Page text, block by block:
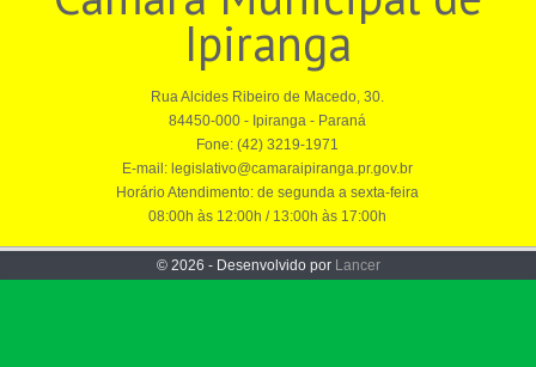
Ipiranga
Rua Alcides Ribeiro de Macedo, 30.
84450-000 - Ipiranga - Paraná
Fone: (42) 3219-1971
E-mail: legislativo@camaraipiranga.pr.gov.br
Horário Atendimento: de segunda a sexta-feira
08:00h às 12:00h / 13:00h às 17:00h
© 2026 - Desenvolvido por Lancer